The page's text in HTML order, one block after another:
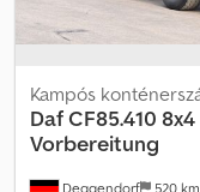
Deggendorf 520 km
Kampós
DafCF85.410
Vorbereitung